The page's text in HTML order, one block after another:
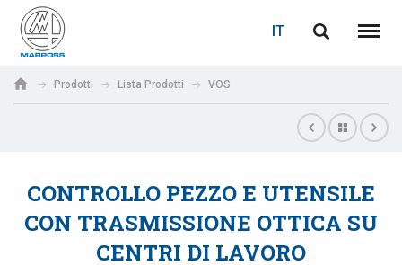
S.p.A.
IT
Menu
Prodotti Lista Prodotti VOS
CONTROLLO PEZZO E UTENSILE
CON TRASMISSIONE OTTICA SU
CENTRI DI LAVORO
Deutsch
Español
日本語 (Japanese)
LOGIN
Password